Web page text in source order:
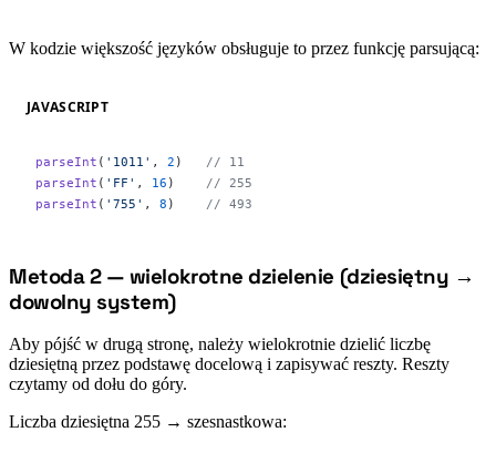
W kodzie większość języków obsługuje to przez funkcję parsującą:
JAVASCRIPT
parseInt ( '1011' , 2 ) // 11
parseInt ( 'FF' , 16 ) // 255
parseInt ( '755' , 8 ) // 493
#
Metoda 2 — wielokrotne dzielenie (dziesiętny →
dowolny system)
Aby pójść w drugą stronę, należy wielokrotnie dzielić liczbę
dziesiętną przez podstawę docelową i zapisywać reszty. Reszty
czytamy od dołu do góry.
Liczba dziesiętna 255 → szesnastkowa: